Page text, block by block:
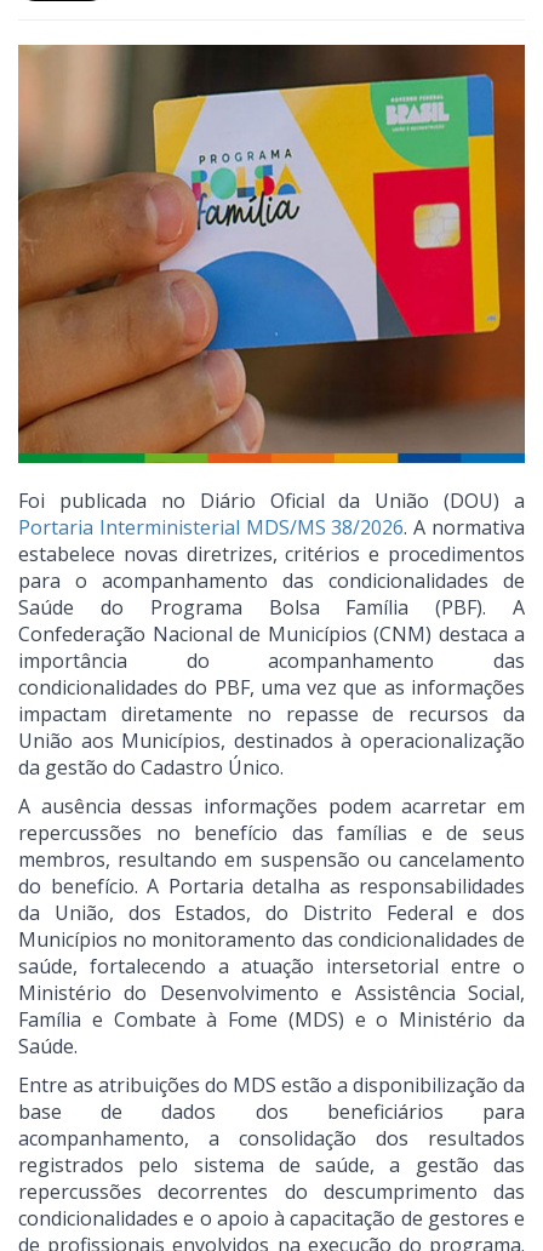
Foi publicada no Diário Oficial da União (DOU) a
Portaria Interministerial MDS/MS 38/2026. A normativa
estabelece novas diretrizes, critérios e procedimentos
para o acompanhamento das condicionalidades de
Saúde do Programa Bolsa Família (PBF). A
Confederação Nacional de Municípios (CNM) destaca a
importância do acompanhamento das
condicionalidades do PBF, uma vez que as informações
impactam diretamente no repasse de recursos da
União aos Municípios, destinados à operacionalização
da gestão do Cadastro Único.
A ausência dessas informações podem acarretar em
repercussões no benefício das famílias e de seus
membros, resultando em suspensão ou cancelamento
do benefício. A Portaria detalha as responsabilidades
da União, dos Estados, do Distrito Federal e dos
Municípios no monitoramento das condicionalidades de
saúde, fortalecendo a atuação intersetorial entre o
Ministério do Desenvolvimento e Assistência Social,
Família e Combate à Fome (MDS) e o Ministério da
Saúde.
Entre as atribuições do MDS estão a disponibilização da
base de dados dos beneficiários para
acompanhamento, a consolidação dos resultados
registrados pelo sistema de saúde, a gestão das
repercussões decorrentes do descumprimento das
condicionalidades e o apoio à capacitação de gestores e
de profissionais envolvidos na execução do programa.